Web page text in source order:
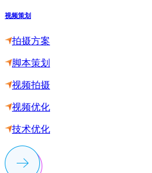
视频策划
拍摄方案
脚本策划
视频拍摄
视频优化
技术优化